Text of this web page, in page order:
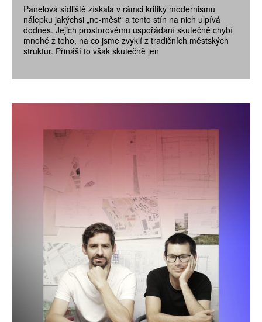
Panelová sídliště získala v rámci kritiky modernismu
nálepku jakýchsi „ne-měst“ a tento stín na nich ulpívá
dodnes. Jejich prostorovému uspořádání skutečně chybí
mnohé z toho, na co jsme zvyklí z tradičních městských
struktur. Přináší to však skutečně jen